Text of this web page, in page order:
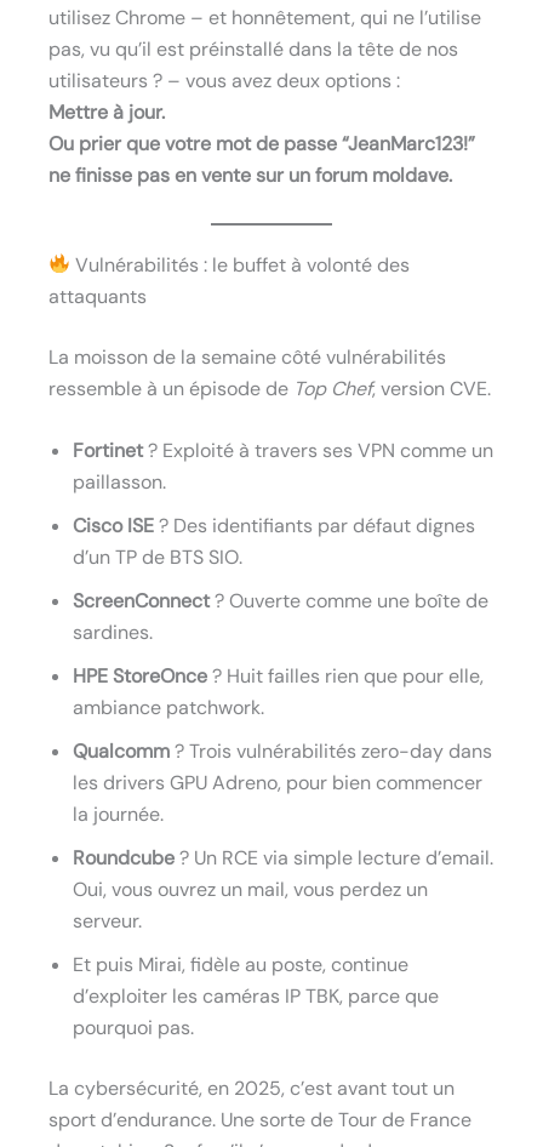
utilisez Chrome – et honnêtement, qui ne l’utilise
pas, vu qu’il est préinstallé dans la tête de nos
utilisateurs ? – vous avez deux options :
Mettre à jour.
Ou prier que votre mot de passe “JeanMarc123!”
ne finisse pas en vente sur un forum moldave.
Vulnérabilités : le buffet à volonté des
attaquants
La moisson de la semaine côté vulnérabilités
ressemble à un épisode de Top Chef, version CVE.
Fortinet? Exploité à travers ses VPN comme un
paillasson.
Cisco ISE? Des identifiants par défaut dignes
d’un TP de BTS SIO.
ScreenConnect? Ouverte comme une boîte de
sardines.
HPE StoreOnce? Huit failles rien que pour elle,
ambiance patchwork.
Qualcomm? Trois vulnérabilités zero-day dans
les drivers GPU Adreno, pour bien commencer
la journée.
Roundcube? Un RCE via simple lecture d’email.
Oui, vous ouvrez un mail, vous perdez un
serveur.
Et puis Mirai, fidèle au poste, continue
d’exploiter les caméras IP TBK, parce que
pourquoi pas.
La cybersécurité, en 2025, c’est avant tout un
sport d’endurance. Une sorte de Tour de France